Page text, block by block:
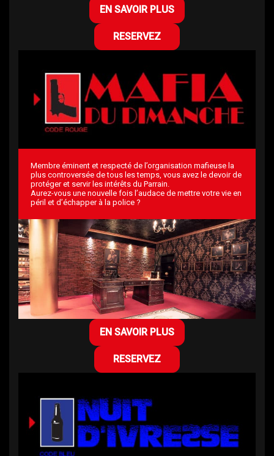
EN SAVOIR PLUS
RESERVEZ
Membre éminent et respecté de l’organisation mafieuse la
plus controversée de tous les temps, vous avez le devoir de
protéger et servir les intérêts du Parrain.
Aurez-vous une nouvelle fois l’audace de mettre votre vie en
péril et d’échapper à la police ?
EN SAVOIR PLUS
RESERVEZ